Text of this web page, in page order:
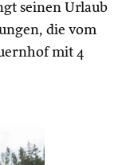
seinen Urlaub
die vom
mit 4